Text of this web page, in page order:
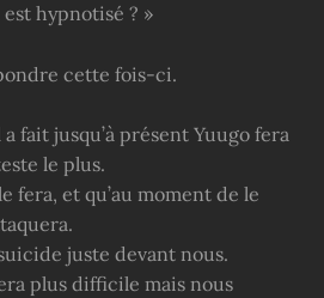
hypnotisé ? »
cette fois-ci.
fait jusqu’à présent Yuugo fera
le plus.
fera, et qu’au moment de le
juste devant nous.
plus difficile mais nous